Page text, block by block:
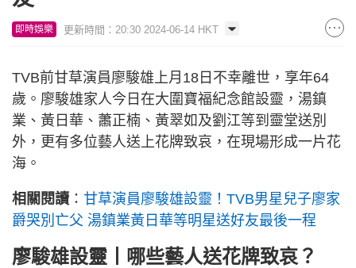
即時娛樂 更新時間：20:30 2024-06-14 HKT
TVB前甘草演員廖駿雄上月18日不幸離世，享年64
歲。廖駿雄家人今日在大圍寶福紀念館設靈，湯鎮
業、黃日華、蕭正楠、黃翠如及劉江等到靈堂送別
外，更有多位藝人送上花牌致哀，在現場形成一片花
海。
相關閱讀 ： 甘草演員廖駿雄設靈！TVB男星兒子廖家
爵哭別亡父 湯鎮業黃日華等明星送好友最後一程
廖駿雄設靈丨哪些藝人送花牌致哀？